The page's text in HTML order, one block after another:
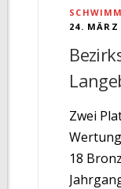
24. MÄRZ
Zwei
18